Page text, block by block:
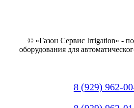
© «Газон Сервис Irrigation» -
оборудования для
8 (929) 962-